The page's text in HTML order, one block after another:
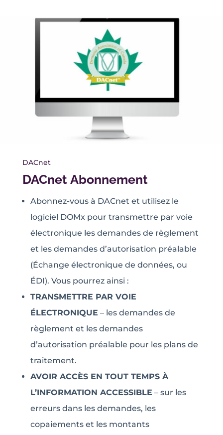
DACnet
DACnet Abonnement
Abonnez-vous à DACnet et utilisez le
logiciel DOMx pour transmettre par voie
électronique les demandes de règlement
et les demandes d’autorisation préalable
(Échange électronique de données, ou
ÉDI). Vous pourrez ainsi :
TRANSMETTRE PAR VOIE
ÉLECTRONIQUE – les demandes de
règlement et les demandes
d’autorisation préalable pour les plans de
traitement.
AVOIR ACCÈS EN TOUT TEMPS À
L’INFORMATION ACCESSIBLE – sur les
erreurs dans les demandes, les
copaiements et les montants